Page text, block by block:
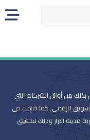
في تركيا عام 2017 لتكون بذلك من أوائل الشركات التي
الرقمي, كما قامت في
مدينة اعزاز وذلك لتحقيق